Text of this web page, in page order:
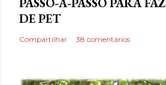
DE PET
Compartilhar 38 comentários